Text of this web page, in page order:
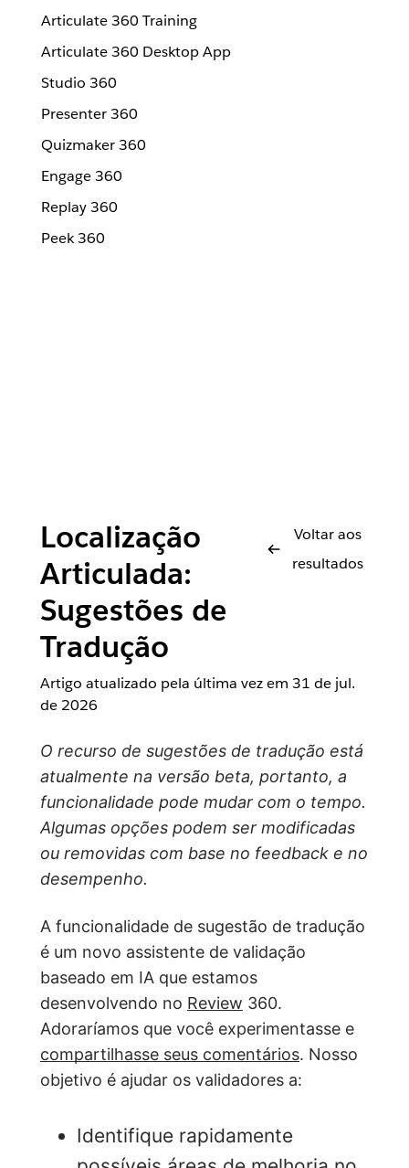
Articulate 360 Training
Articulate 360 Desktop App
Studio 360
Presenter 360
Quizmaker 360
Engage 360
Replay 360
Peek 360
Localização
Articulada:
Sugestões de
Tradução
Voltar aos
resultados
Artigo atualizado pela última vez em 31 de jul.
de 2026
O recurso de sugestões de tradução está
atualmente na versão beta, portanto, a
funcionalidade pode mudar com o tempo.
Algumas opções podem ser modificadas
ou removidas com base no feedback e no
desempenho.
A funcionalidade de sugestão de tradução
é um novo assistente de validação
baseado em IA que estamos
desenvolvendo no Review 360.
Adoraríamos que você experimentasse e
compartilhasse seus comentários. Nosso
objetivo é ajudar os validadores a:
Identifique rapidamente